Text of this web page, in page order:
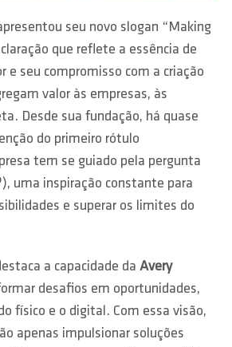
seu novo slogan “Making
que reflete a essência de
e seu compromisso com a criação
valor às empresas, às
Desde sua fundação, há quase
do primeiro rótulo
tem se guiado pela pergunta
uma inspiração constante para
e superar os limites do
a capacidade da Avery
desafios em oportunidades,
físico e o digital. Com essa visão,
apenas impulsionar soluções